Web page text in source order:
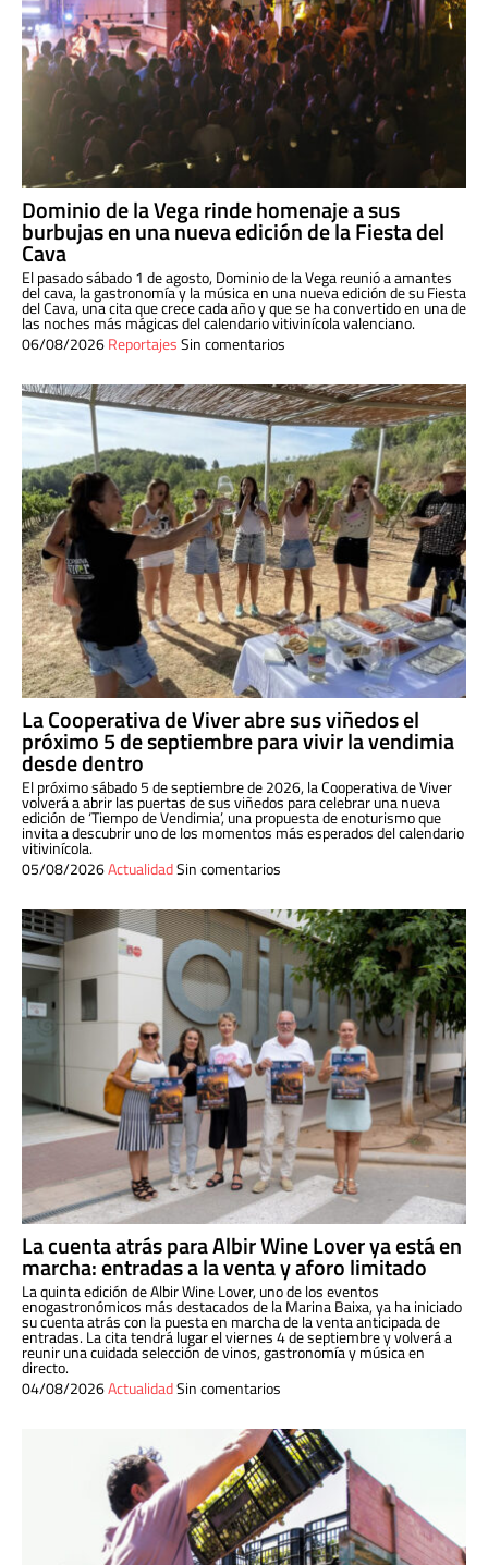
Dominio de la Vega rinde homenaje a sus
burbujas en una nueva edición de la Fiesta del
Cava
El pasado sábado 1 de agosto, Dominio de la Vega reunió a amantes
del cava, la gastronomía y la música en una nueva edición de su Fiesta
del Cava, una cita que crece cada año y que se ha convertido en una de
las noches más mágicas del calendario vitivinícola valenciano.
06/08/2026ReportajesSin comentarios
La Cooperativa de Viver abre sus viñedos el
próximo 5 de septiembre para vivir la vendimia
desde dentro
El próximo sábado 5 de septiembre de 2026, la Cooperativa de Viver
volverá a abrir las puertas de sus viñedos para celebrar una nueva
edición de ‘Tiempo de Vendimia’, una propuesta de enoturismo que
invita a descubrir uno de los momentos más esperados del calendario
vitivinícola.
05/08/2026ActualidadSin comentarios
La cuenta atrás para Albir Wine Lover ya está en
marcha: entradas a la venta y aforo limitado
La quinta edición de Albir Wine Lover, uno de los eventos
enogastronómicos más destacados de la Marina Baixa, ya ha iniciado
su cuenta atrás con la puesta en marcha de la venta anticipada de
entradas. La cita tendrá lugar el viernes 4 de septiembre y volverá a
reunir una cuidada selección de vinos, gastronomía y música en
directo.
04/08/2026ActualidadSin comentarios